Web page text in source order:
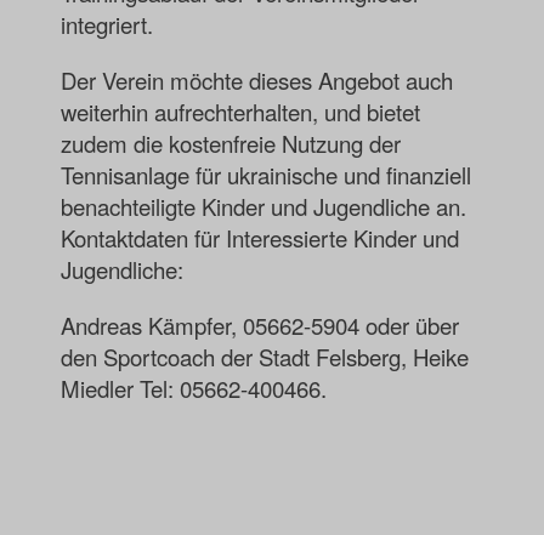
integriert.
Der Verein möchte dieses Angebot auch
weiterhin aufrechterhalten, und bietet
zudem die kostenfreie Nutzung der
Tennisanlage für ukrainische und finanziell
benachteiligte Kinder und Jugendliche an.
Kontaktdaten für Interessierte Kinder und
Jugendliche:
Andreas Kämpfer, 05662-5904 oder über
den Sportcoach der Stadt Felsberg, Heike
Miedler Tel: 05662-400466.